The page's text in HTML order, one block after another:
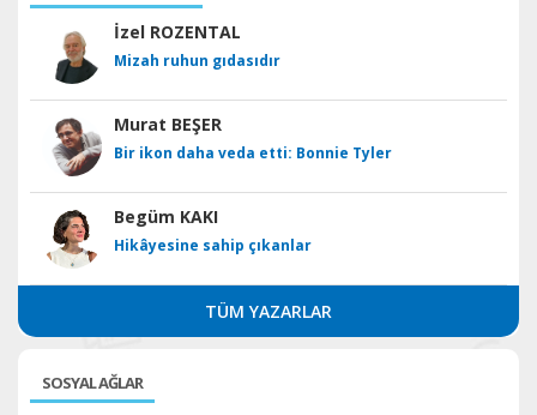
İzel ROZENTAL
Mizah ruhun gıdasıdır
Murat BEŞER
Bir ikon daha veda etti: Bonnie Tyler
Begüm KAKI
Hikâyesine sahip çıkanlar
TÜM YAZARLAR
SOSYAL AĞLAR